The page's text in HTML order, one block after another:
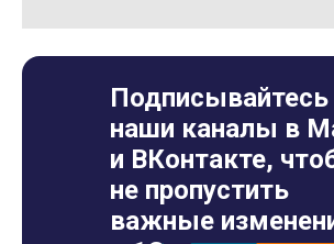
Подписывайтесь
наши каналы в
и ВКонтакте,
не пропустить
важные